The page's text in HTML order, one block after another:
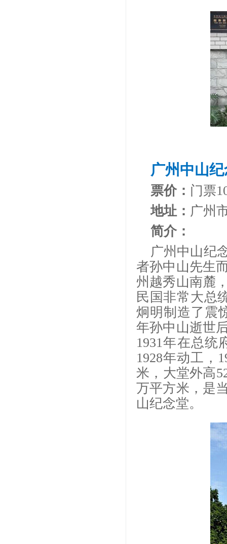
广州中山
票价： 门票
地址： 广州
简介：
广州中山纪
者孙中山先生
州越秀山南麓
民国非常大总
炯明制造了震
年孙中山逝世
1931年在总统
1928年动工，
米，大堂外高
万平方米，是
山纪念堂。